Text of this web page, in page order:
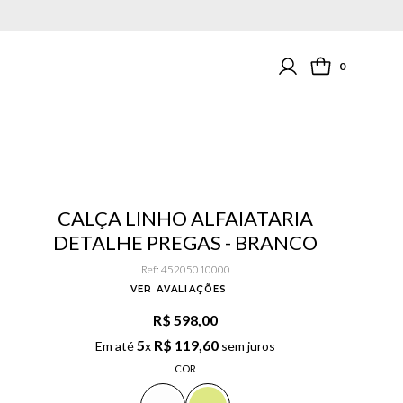
0
CALÇA LINHO ALFAIATARIA
DETALHE PREGAS - BRANCO
Ref: 45205010000
VER AVALIAÇÕES
R$ 598,00
Em até5x R$ 119,60 sem juros
COR